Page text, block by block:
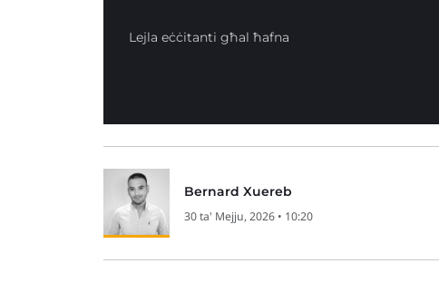
Lejla eċċitanti għal ħafna
Bernard Xuereb
30 ta' Mejju, 2026 • 10:20